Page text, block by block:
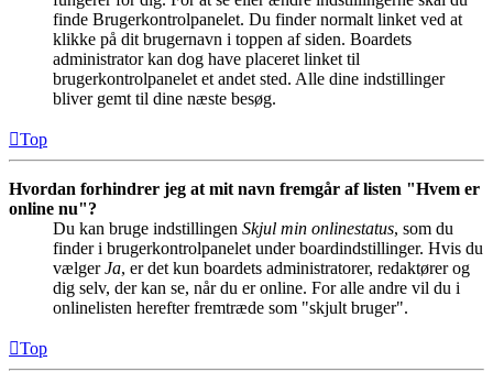
finde Brugerkontrolpanelet. Du finder normalt linket ved at
klikke på dit brugernavn i toppen af siden. Boardets
administrator kan dog have placeret linket til
brugerkontrolpanelet et andet sted. Alle dine indstillinger
bliver gemt til dine næste besøg.
Top
Hvordan forhindrer jeg at mit navn fremgår af listen "Hvem er
online nu"?
Du kan bruge indstillingen Skjul min onlinestatus, som du
finder i brugerkontrolpanelet under boardindstillinger. Hvis du
vælgerJa, er det kun boardets administratorer, redaktører og
dig selv, der kan se, når du er online. For alle andre vil du i
onlinelisten herefter fremtræde som "skjult bruger".
Top